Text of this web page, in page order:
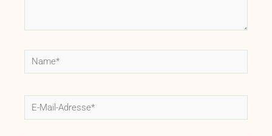
Name*
Mail-